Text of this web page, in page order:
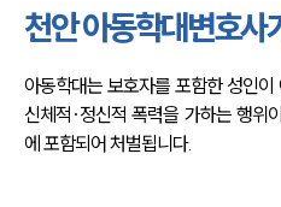
천안변호사 주요 업무사례
천안 분사무소 오시는 길
채용정보
천안 아동학대변호사
아동학대는 보호자를 포함한 성인
신체적·정신적 폭력을 가하는 행위
에 포함되어 처벌됩니다.